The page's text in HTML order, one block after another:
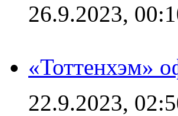
26.9.2023,
«Тоттенхэм»
22.9.2023,